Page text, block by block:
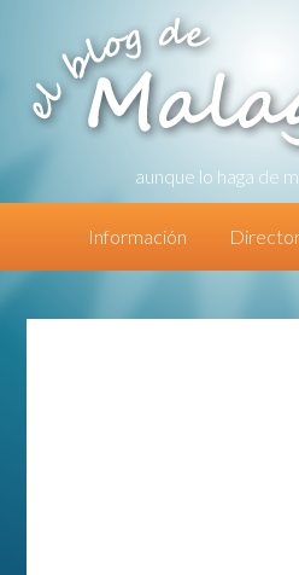
aunque lo haga de
Información